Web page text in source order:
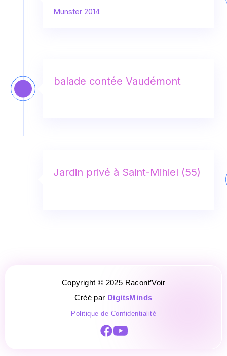
Munster 2014
balade contée Vaudémont
Jardin privé à Saint-Mihiel (55)
Copyright © 2025 Racont’Voir
Créé par DigitsMinds
Politique de Confidentialité